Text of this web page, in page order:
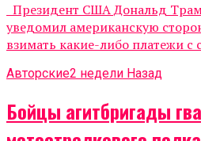
Президент США Дональд
уведомил американскую
взимать какие-либо платежи с
Авторские2 недели Назад
Бойцы агитбригады